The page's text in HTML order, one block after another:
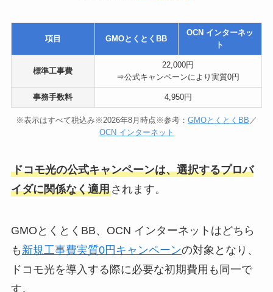
項目 GMOとくとくBB
OCN インターネッ
ト
標準工事費
22,000円
⇒公式キャンペーンにより実質0円
事務手数料 4,950円
※表示はすべて税込み※2026年8月時点※参考： GMOとくとくBB ／
OCN インターネット
ドコモ光の公式キャンペーンは、選択するプロバ
イダに関係なく適用されます。
GMOとくとくBB、OCN インターネットはどちら
も 新規工事費実質0円キャンペーンの対象となり、
ドコモ光を導入する際に必要な初期費用も同一で
す。